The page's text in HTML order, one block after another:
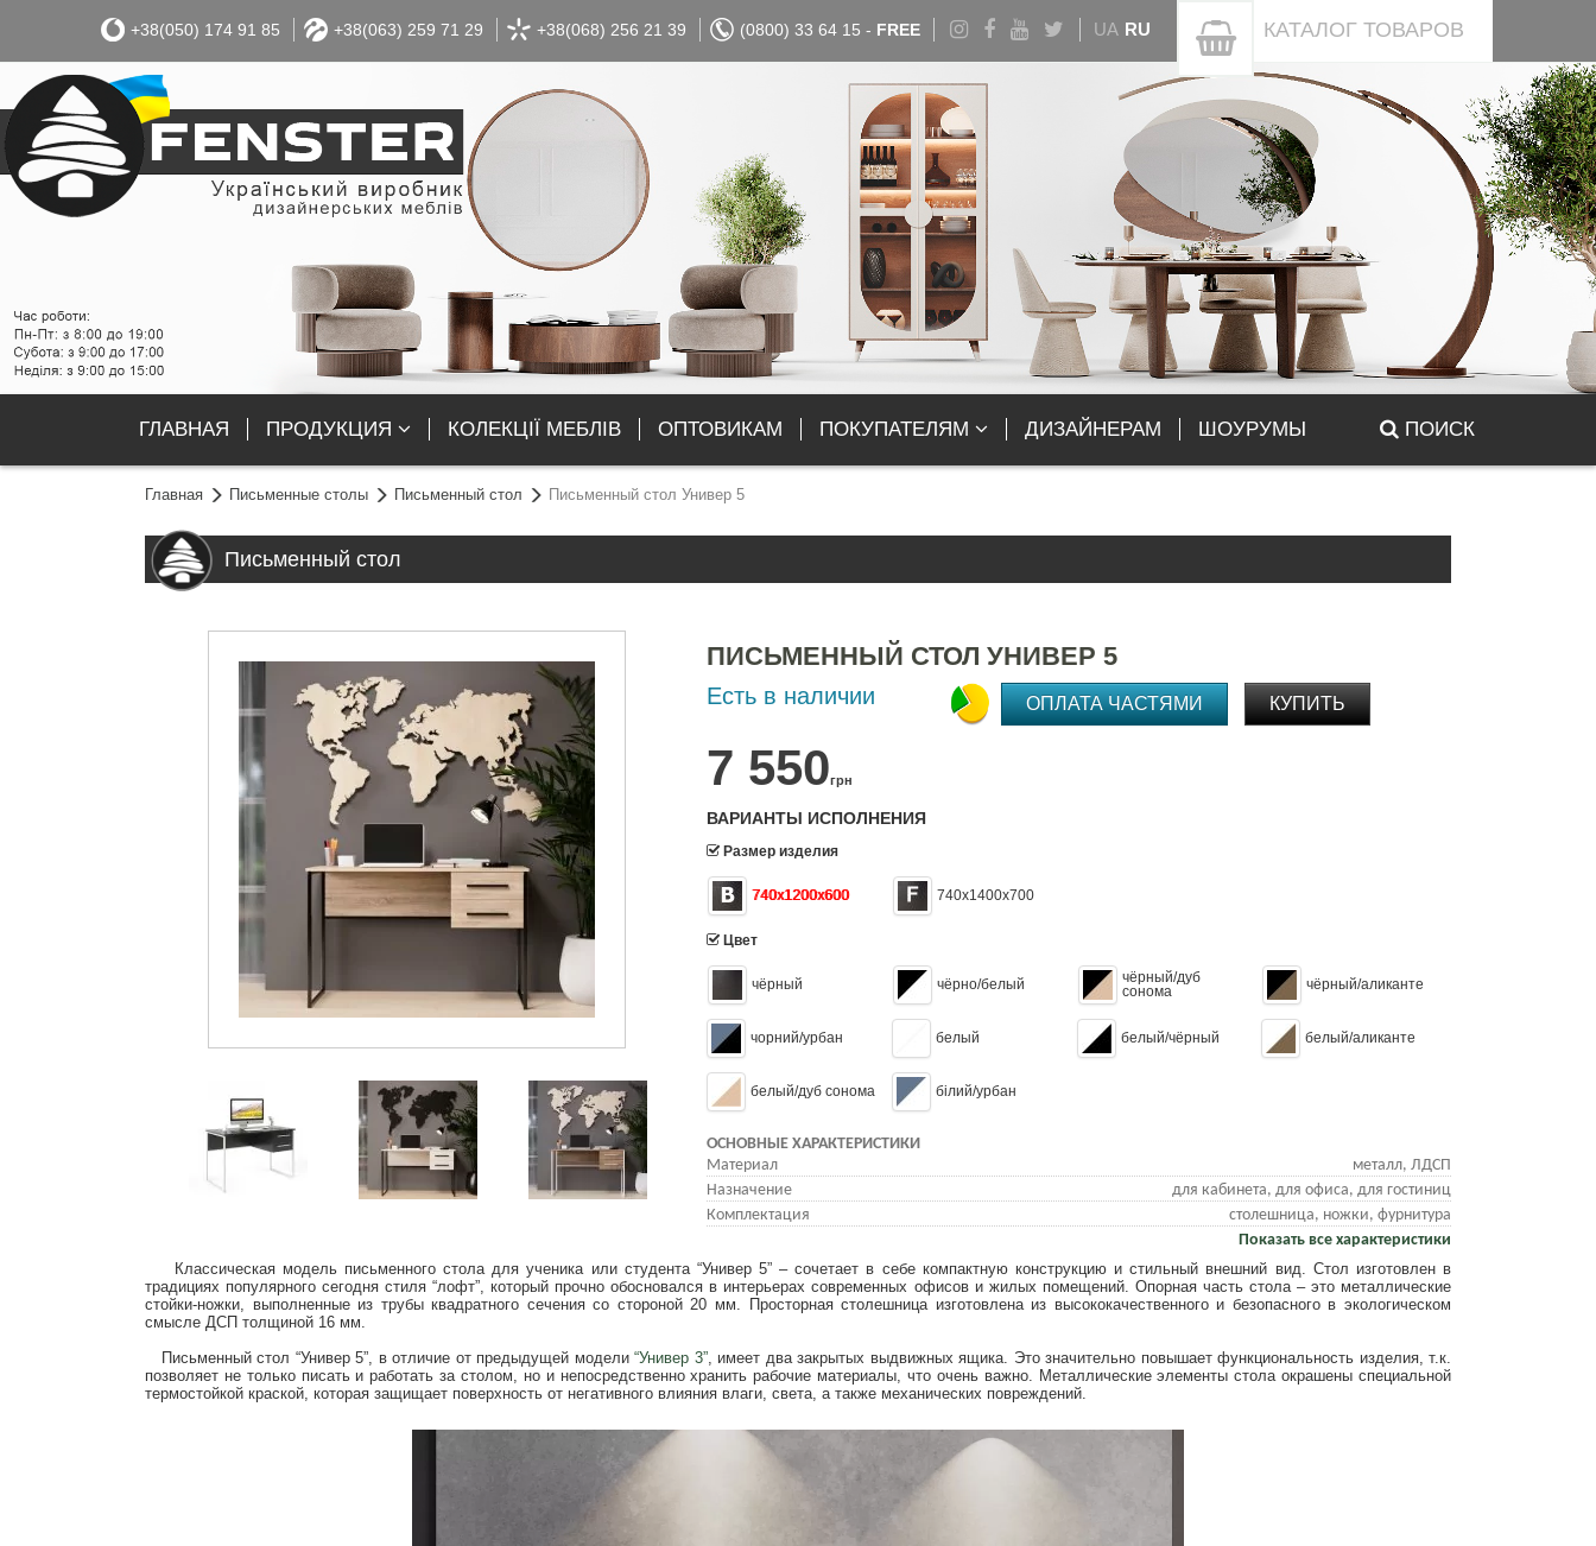
+38(050) 174 91 85 +38(063) 259 71 29 +38(068) 256 21 39 (0800) 33 64 15 - FREE UA RU КАТАЛОГ ТОВАРОВ
ГЛАВНАЯ ПРОДУКЦИЯ КОЛЕКЦІЇ МЕБЛІВ ОПТОВИКАМ ПОКУПАТЕЛЯМ ДИЗАЙНЕРАМ ШОУРУМЫ ПОИСК
Главная Письменные столы Письменный стол Письменный стол Универ 5
Письменный стол
ПИСЬМЕННЫЙ СТОЛ УНИВЕР 5
Есть в наличии
7 550грн
ОПЛАТА ЧАСТЯМИ КУПИТЬ
ВАРИАНТЫ ИСПОЛНЕНИЯ
Размер изделия
740х1200х600 740x1400x700
Цвет
чёрный чёрно/белый
чёрный/дуб
сонома
чёрный/аликанте
чорний/урбан белый белый/чёрный белый/аликанте
белый/дуб сонома білий/урбан
ОСНОВНЫЕ ХАРАКТЕРИСТИКИ
Материал
металл, ЛДСП
Назначение
для кабинета, для офиса, для гостиниц
Комплектация
столешница, ножки, фурнитура
Показать все характеристики
Классическая модель письменного стола для ученика или студента “Универ 5” – сочетает в себе компактную конструкцию и стильный внешний вид. Стол изготовлен в
традициях популярного сегодня стиля “лофт”, который прочно обосновался в интерьерах современных офисов и жилых помещений. Опорная часть стола – это металлические
стойки-ножки, выполненные из трубы квадратного сечения со стороной 20 мм. Просторная столешница изготовлена из высококачественного и безопасного в экологическом
смысле ДСП толщиной 16 мм.
Письменный стол “Универ 5”, в отличие от предыдущей модели “Универ 3”, имеет два закрытых выдвижных ящика. Это значительно повышает функциональность изделия, т.к.
позволяет не только писать и работать за столом, но и непосредственно хранить рабочие материалы, что очень важно. Металлические элементы стола окрашены специальной
термостойкой краской, которая защищает поверхность от негативного влияния влаги, света, а также механических повреждений.